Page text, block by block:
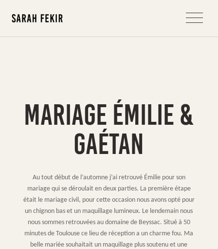
MARIAGE ÉMILIE &
GAÉTAN
Au tout début de l’automne j’ai retrouvé Émilie pour son
mariage qui se déroulait en deux parties. La première étape
était le mariage civil, pour cette occasion nous avons opté pour
un chignon bas et un maquillage lumineux. Le lendemain nous
nous sommes retrouvées au domaine de Beyssac. Situé à 50
minutes de Toulouse ce lieu de réception a un charme fou. Ma
belle mariée souhaitait un maquillage plus soutenu et une